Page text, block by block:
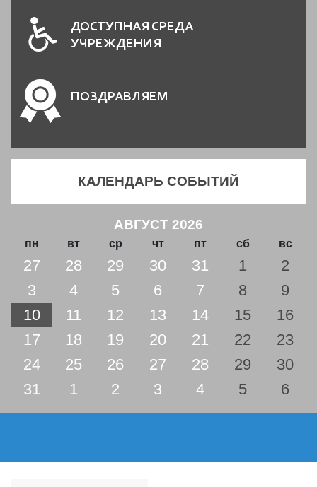
ДОСТУПНАЯ СРЕДА
УЧРЕЖДЕНИЯ
ПОЗДРАВЛЯЕМ
КАЛЕНДАРЬ СОБЫТИЙ
АВГУСТ 2026
пн вт ср чт пт сб вс
27 28 29 30 31 1
2
3
4 5 6 7 8
9
10
11 12 13 14 15
16
17
18 19 20 21 22
23
24
25 26 27 28 29
30
31
1 2 3 4 5 6